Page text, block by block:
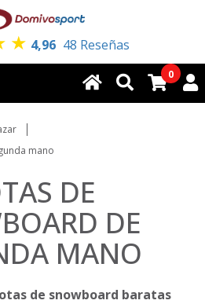
★ 4,96 48 Reseñas
0
mano
DE
DE
MANO
de snowboard baratas